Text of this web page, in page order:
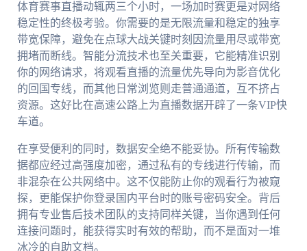
体育赛事直播动辄两三个小时，一场加时赛更是对网络
稳定性的终极考验。你需要的是无限流量和稳定的独享
带宽保障，避免在点球大战关键时刻因流量用尽或带宽
拥堵而断线。智能分流技术也至关重要，它能精准识别
你的网络请求，将观看直播的流量优先导向为影音优化
的回国专线，而其他日常浏览则走普通通道，互不挤占
资源。这好比在高速公路上为直播数据开辟了一条VIP快
车道。
在享受便利的同时，数据安全绝不能妥协。所有传输数
据都应经过高强度加密，通过私有的专线进行传输，而
非混杂在公共网络中。这不仅能防止你的观看行为被窥
探，更能保护你登录国内平台时的账号密码安全。背后
拥有专业售后技术团队的支持同样关键，当你遇到任何
连接问题时，能获得实时有效的帮助，而不是面对一堆
冰冷的自助文档。